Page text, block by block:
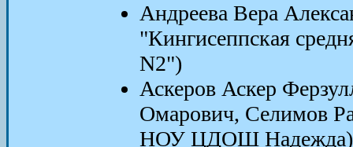
Андреева Вера
"Кингисеппская
N2")
Аскеров Аскер
Омарович, Селимов
НОУ ЦДОШ Надежда)